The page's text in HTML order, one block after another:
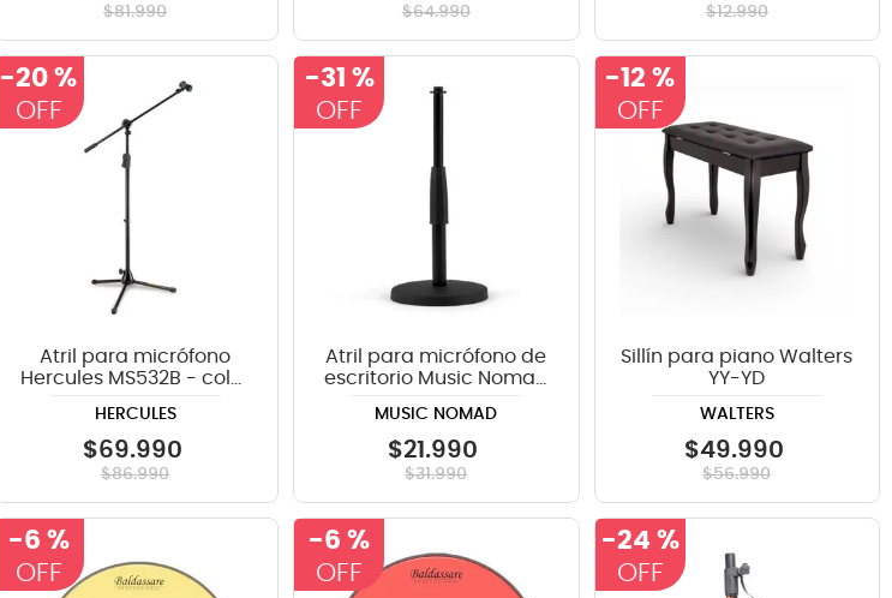
$81.990 $64.990 $12.990
-20 %
Atril para micrófono
Hercules MS532B - color
HERCULES
$69.990
$86.990
-31 %
Atril para micrófono de
escritorio Music Nomad
MUSIC NOMAD
$21 .990
$31.990
-12 %
Sillín para piano Walters
YY-YD
WALTERS
$49.990
$56.990
-6 % -6 % -24 %